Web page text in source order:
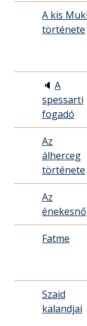
A kis
története
🔈 A
spessarti
fogadó
Az
álherceg
története
Az
énekesnő
Fatme
Szaid
kalandjai